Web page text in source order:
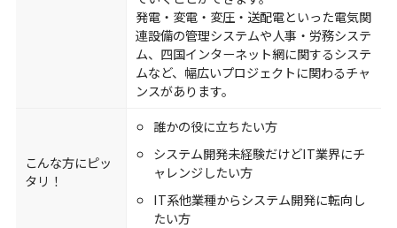
発電・変電・変圧・送配電といった電気関
連設備の管理システムや人事・労務システ
ム、四国インターネット網に関するシステ
ムなど、幅広いプロジェクトに関わるチャ
ンスがあります。
こんな方にピッ
タリ！
誰かの役に立ちたい方
システム開発未経験だけどIT業界にチ
ャレンジしたい方
IT系他業種からシステム開発に転向し
たい方